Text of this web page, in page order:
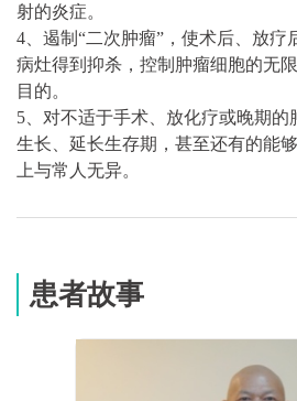
射的炎症。
4、遏制“二次肿瘤”，使术后、放疗
病灶得到抑杀，控制肿瘤细胞的无
目的。
5、对不适于手术、放化疗或晚期
生长、延长生存期，甚至还有的能
上与常人无异。
患者故事